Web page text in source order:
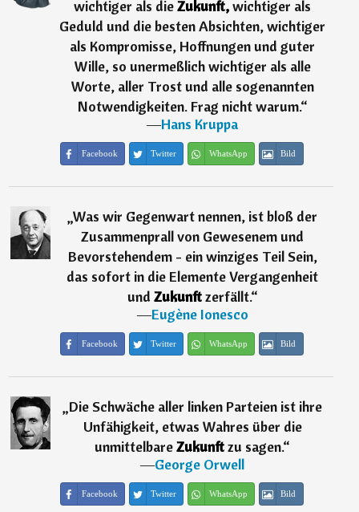
wichtiger als dieZukunft,wichtiger als
Geduld und die besten Absichten, wichtiger
als Kompromisse, Hoffnungen und guter
Wille, so unermeßlich wichtiger als alle
Worte, aller Trost und alle sogenannten
Notwendigkeiten. Frag nicht warum.“
―Hans Kruppa
Facebook Twitter WhatsApp Bild
„Was wir Gegenwart nennen, ist bloß der
Zusammenprall von Gewesenem und
Bevorstehendem - ein winziges Teil Sein,
das sofort in die Elemente Vergangenheit
und Zukunftzerfällt.“
―Eugène Ionesco
Facebook Twitter WhatsApp Bild
„Die Schwäche aller linken Parteien ist ihre
Unfähigkeit, etwas Wahres über die
unmittelbareZukunftzu sagen.“
―George Orwell
Facebook Twitter WhatsApp Bild